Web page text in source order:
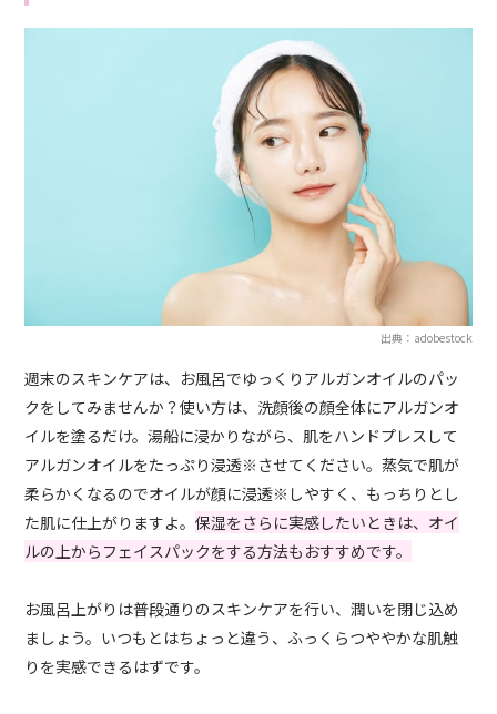
出典：adobestock
週末のスキンケアは、お風呂でゆっくりアルガンオイルのパッ
クをしてみませんか？使い方は、洗顔後の顔全体にアルガンオ
イルを塗るだけ。湯船に浸かりながら、肌をハンドプレスして
アルガンオイルをたっぷり浸透※させてください。蒸気で肌が
柔らかくなるのでオイルが顔に浸透※しやすく、もっちりとし
た肌に仕上がりますよ。保湿をさらに実感したいときは、オイ
ルの上からフェイスパックをする方法もおすすめです。
お風呂上がりは普段通りのスキンケアを行い、潤いを閉じ込め
ましょう。いつもとはちょっと違う、ふっくらつややかな肌触
りを実感できるはずです。